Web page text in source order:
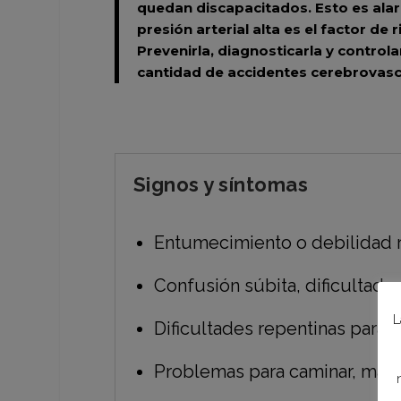
quedan discapacitados. Esto es
presión arterial alta es el factor de
Prevenirla, diagnosticarla y
cantidad de accidentes
Signos y síntomas
Entumecimiento o debilidad
Confusión súbita, dificultad
Dificultades repentinas para
Problemas para caminar,